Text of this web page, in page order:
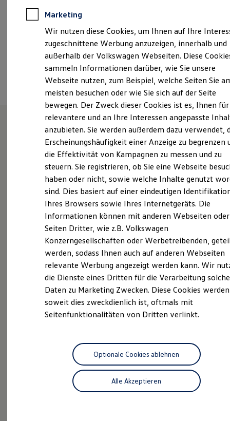
Sommer-Special
Reparatur, Pflege & Inspektion
Servicetermin anfragen
Service-Vorteile bei Volkswagen Nutzfahrzeuge
Economy Service
Räder & Reifen Service
Ersatzfahrzeuge
Notdienst und Pannenhilfe
Software, Konnektivität & Apps
California App
VW Connect für Ihren ID. Buzz
VW Connect für Ihren Transporter/Caravelle
VW Connect für Ihren Amarok
VW Connect für andere Modelle
Connect Pro
Fleet Interface Data
Multistop Pathfinder
Übersicht Software Updates
Hilfreiches für Besitzer
Fahrerassistenz- und Sicherheitssysteme
Kontrollleuchten
Kurzfahrprofile und Ölverdünnung
Batterieverordnung
XTL-Dieselkraftstoff
Ersatzteile und Betriebsflüssigkeiten
Original Zubehör und Lifestyle Produkte
myVolkswagen Business
Elektrisch & Autonom
Elektro - & Hybridfahrzeuge
Klimafreundlicher Strom
Ladezeitensimulator
Ladelösungen für Privatkunden
Ladelösungen für Gewerbekunden
Wallbox und Ladekabel
Bidirektionales Laden
Förderung & Kosten der Elektrofahrzeuge
+49 3385 49990
Ansprechpartner
Termin vereinbaren
Unsere Leistungenim
Überblick
Neuwagen
Nutzfahrzeuge
Neuwagen Caddy - Multivan -
California
ID.
Service
ServicePlus
Volkswagen Economy
Service
Marketing
Wir nutzen diese Cookies, um Ihnen auf Ihre
zugeschnittene Werbung anzuzeigen, innerhalb und
außerhalb der Volkswagen Webseiten. Diese
sammeln Informationen darüber, wie Sie unsere
Webseite nutzen, zum Beispiel, welche Seiten Sie
meisten besuchen oder wie Sie sich auf der Seite
bewegen. Der Zweck dieser Cookies ist es, Ihnen für
relevantere und an Ihre Interessen angepasste
anzubieten. Sie werden außerdem dazu verwendet,
Erscheinungshäufigkeit einer Anzeige zu begrenzen
die Effektivität von Kampagnen zu messen und zu
steuern. Sie registrieren, ob Sie eine Webseite
haben oder nicht, sowie welche Inhalte genutzt
sind. Dies basiert auf einer eindeutigen
Ihres Browsers sowie Ihres Internetgeräts. Die
Informationen können mit anderen Webseiten oder
Seiten Dritter, wie z.B. Volkswagen
Konzerngesellschaften oder Werbetreibenden,
werden, sodass Ihnen auch auf anderen Webseiten
relevante Werbung angezeigt werden kann. Wir
die Dienste eines Dritten für die Verarbeitung
Daten zu Marketing Zwecken. Diese Cookies
soweit dies zweckdienlich ist, oftmals mit
Seitenfunktionalitäten von Dritten verlinkt.
Alle Akzeptieren
Optionale Cookies ablehnen